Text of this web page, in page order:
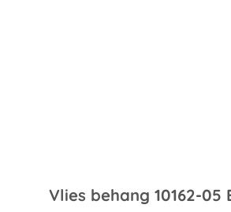
Vlies behang 10162-05